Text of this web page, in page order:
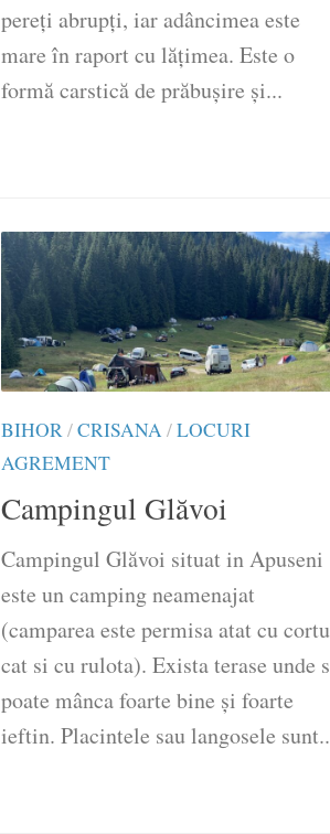
pereți abrupți, iar adâncimea este
mare în raport cu lățimea. Este o
formă carstică de prăbușire și...
BIHOR/CRISANA/LOCURI
AGREMENT
Campingul Glăvoi
Campingul Glăvoi situat in Apuseni
este un camping neamenajat
(camparea este permisa atat cu
cat si cu rulota). Exista terase unde
poate mânca foarte bine şi foarte
ieftin. Placintele sau langosele